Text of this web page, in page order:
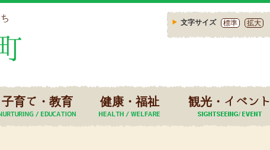
文字サイズ 標準 拡大
子育て・教育 健康・福祉 観光・イベント